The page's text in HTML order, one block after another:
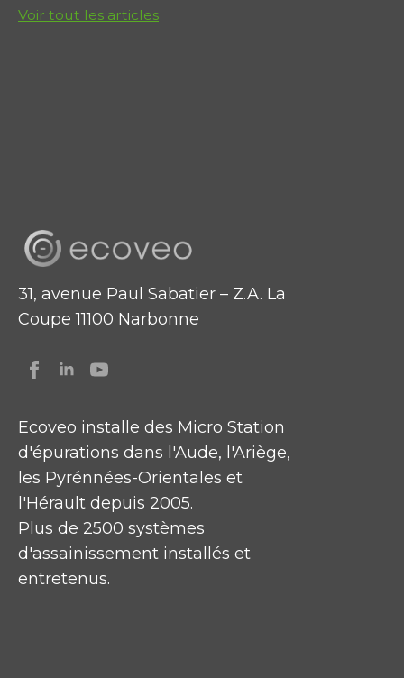
Voir tout les articles
31, avenue Paul Sabatier – Z.A. La
Coupe 11100 Narbonne
Ecoveo installe des Micro Station
d'épurations dans l'Aude, l'Ariège,
les Pyrénnées-Orientales et
l'Hérault depuis 2005.
Plus de 2500 systèmes
d'assainissement installés et
entretenus.